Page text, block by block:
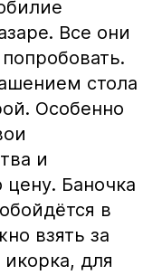
Все они
стола
Особенно
и
цену. Баночка
в
взять за
для